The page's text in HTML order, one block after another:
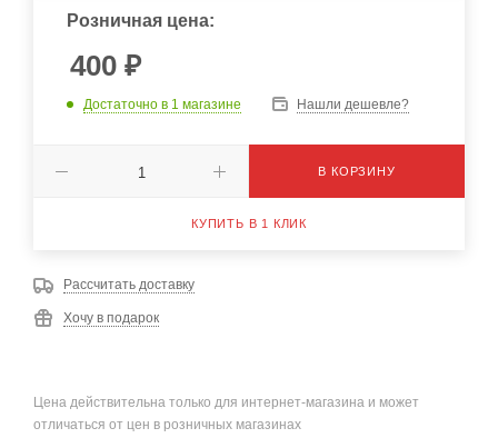
Розничная цена:
400 ₽
Достаточно в 1 магазине Нашли дешевле?
В КОРЗИНУ
КУПИТЬ В 1 КЛИК
Рассчитать доставку
Хочу в подарок
Цена действительна только для интернет-магазина и может
отличаться от цен в розничных магазинах